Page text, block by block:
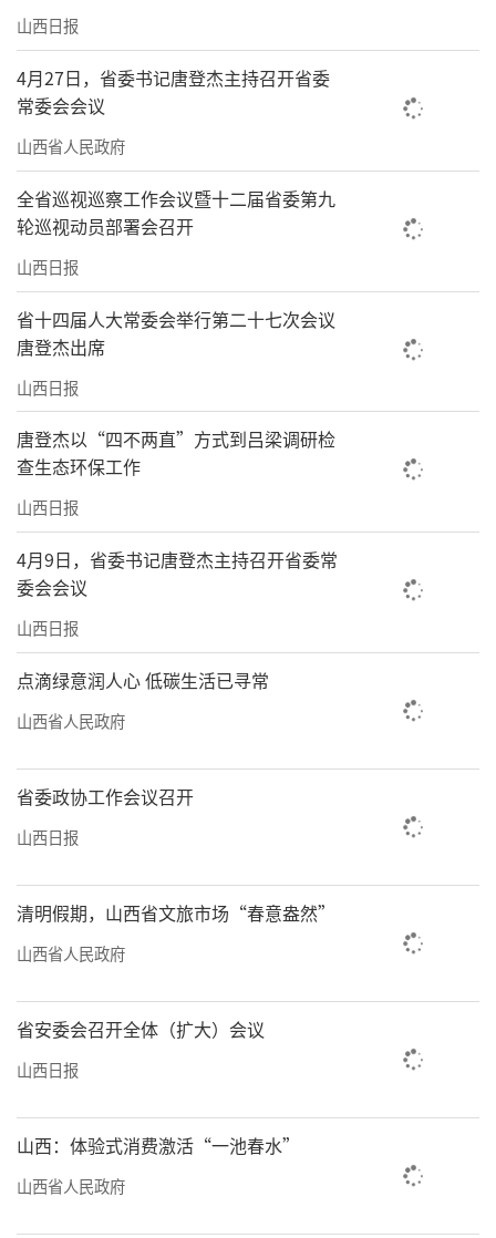
山西日报
4月27日，省委书记唐登杰主持召开省委
常委会会议
山西省人民政府
全省巡视巡察工作会议暨十二届省委第九
轮巡视动员部署会召开
山西日报
省十四届人大常委会举行第二十七次会议
唐登杰出席
山西日报
唐登杰以“四不两直”方式到吕梁调研检
查生态环保工作
山西日报
4月9日，省委书记唐登杰主持召开省委常
委会会议
山西日报
点滴绿意润人心 低碳生活已寻常
山西省人民政府
省委政协工作会议召开
山西日报
清明假期，山西省文旅市场“春意盎然”
山西省人民政府
省安委会召开全体（扩大）会议
山西日报
山西：体验式消费激活“一池春水”
山西省人民政府